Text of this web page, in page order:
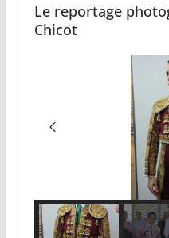
Le reportage
Chicot